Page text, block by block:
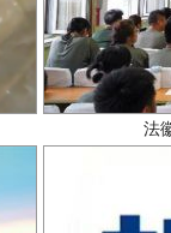
法